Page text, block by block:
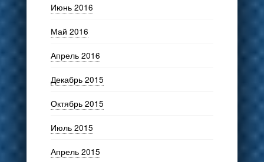
Июнь 2016
Май 2016
Апрель 2016
Декабрь 2015
Октябрь 2015
Июль 2015
Апрель 2015